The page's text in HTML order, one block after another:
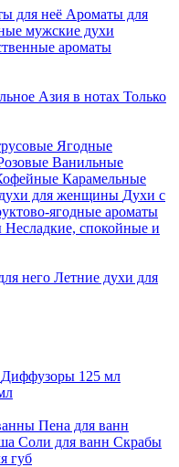
для неё Ароматы для
мужские духи
ароматы
Азия в нотах Только
Ягодные
Ванильные
Карамельные
для женщины Духи с
ягодные ароматы
Несладкие, спокойные и
него Летние духи для
Диффузоры 125 мл
Пена для ванн
Соли для ванн Скрабы
губ